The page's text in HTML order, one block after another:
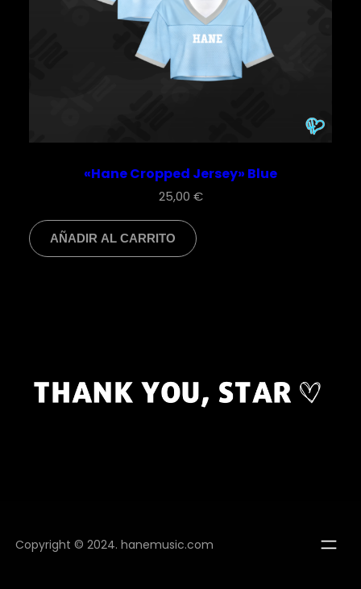
«Hane Cropped Jersey» Blue
25,00 €
AÑADIR AL CARRITO
Copyright © 2024. hanemusic.com